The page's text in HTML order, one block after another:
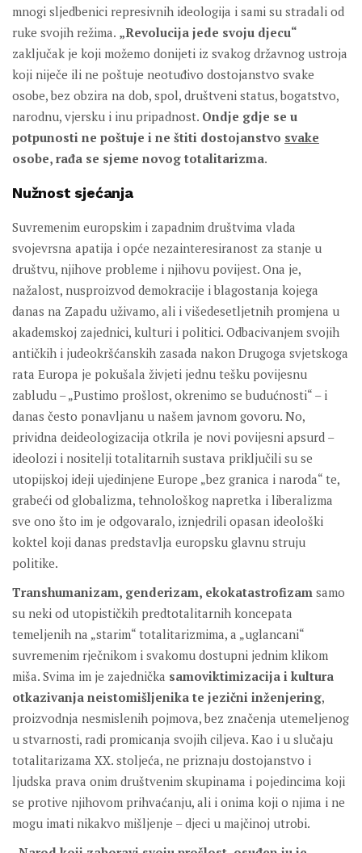
mnogi sljedbenici represivnih ideologija i sami su stradali od
ruke svojih režima. „Revolucija jede svoju djecu“
zaključak je koji možemo donijeti iz svakog državnog ustroja
koji niječe ili ne poštuje neotuđivo dostojanstvo svake
osobe, bez obzira na dob, spol, društveni status, bogatstvo,
narodnu, vjersku i inu pripadnost. Ondje gdje se u
potpunosti ne poštuje i ne štiti dostojanstvo svake
osobe, rađa se sjeme novog totalitarizma.
Nužnost sjećanja
Suvremenim europskim i zapadnim društvima vlada
svojevrsna apatija i opće nezainteresiranost za stanje u
društvu, njihove probleme i njihovu povijest. Ona je,
nažalost, nusproizvod demokracije i blagostanja kojega
danas na Zapadu uživamo, ali i višedesetljetnih promjena u
akademskoj zajednici, kulturi i politici. Odbacivanjem svojih
antičkih i judeokršćanskih zasada nakon Drugoga svjetskoga
rata Europa je pokušala živjeti jednu tešku povijesnu
zabludu – „Pustimo prošlost, okrenimo se budućnosti“ – i
danas često ponavljanu u našem javnom govoru. No,
prividna deideologizacija otkrila je novi povijesni apsurd –
ideolozi i nositelji totalitarnih sustava priključili su se
utopijskoj ideji ujedinjene Europe „bez granica i naroda“ te,
grabeći od globalizma, tehnološkog napretka i liberalizma
sve ono što im je odgovaralo, iznjedrili opasan ideološki
koktel koji danas predstavlja europsku glavnu struju
politike.
Transhumanizam, genderizam, ekokatastrofizam samo
su neki od utopističkih predtotalitarnih koncepata
temeljenih na „starim“ totalitarizmima, a „uglancani“
suvremenim rječnikom i svakomu dostupni jednim klikom
miša. Svima im je zajednička samoviktimizacija i kultura
otkazivanja neistomišljenika te jezični inženjering,
proizvodnja nesmislenih pojmova, bez značenja utemeljenog
u stvarnosti, radi promicanja svojih ciljeva. Kao i u slučaju
totalitarizama XX. stoljeća, ne priznaju dostojanstvo i
ljudska prava onim društvenim skupinama i pojedincima koji
se protive njihovom prihvaćanju, ali i onima koji o njima i ne
mogu imati nikakvo mišljenje – djeci u majčinoj utrobi.